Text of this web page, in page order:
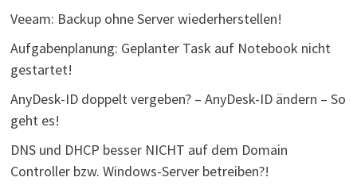
Veeam: Backup ohne Server wiederherstellen!
Aufgabenplanung: Geplanter Task auf Notebook nicht
gestartet!
AnyDesk-ID doppelt vergeben? – AnyDesk-ID ändern – So
geht es!
DNS und DHCP besser NICHT auf dem Domain
Controller bzw. Windows-Server betreiben?!